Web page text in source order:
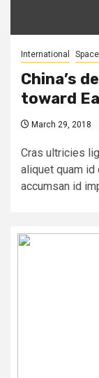
International Space
China’s
toward
March 29, 2018
Cras ultricies
aliquet quam id
accumsan id